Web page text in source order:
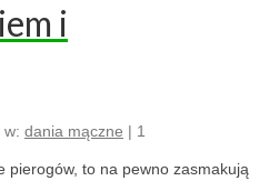
i
w: dania mączne | 1
pierogów, to na pewno zasmakują